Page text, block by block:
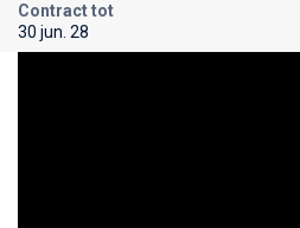
Contract tot
30 jun. 28